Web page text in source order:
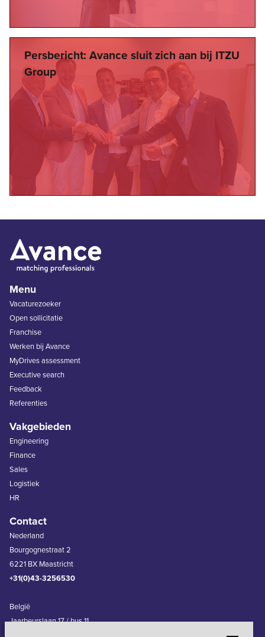
Persbericht: Avance sluit zich aan bij ITZU
Group
Menu
Vacaturezoeker
Open sollicitatie
Franchise
Werken bij Avance
MyDrives assessment
Executive search
Feedback
Referenties
Vakgebieden
Engineering
Finance
Sales
Logistiek
HR
Contact
Nederland
Bourgognestraat 2
6221 BX Maastricht
+31(0)43-3256530
België
Jaarbeurslaan 17 / bus 11